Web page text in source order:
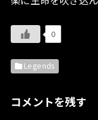
0
Legends
コメントを残す